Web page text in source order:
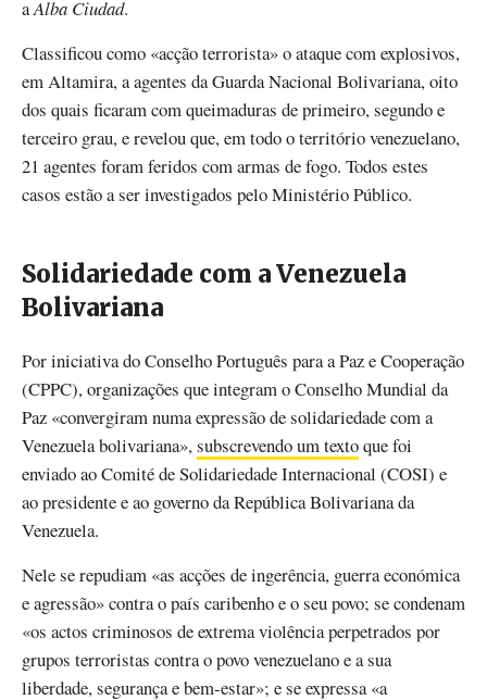
aAlba Ciudad.
Classificou como «acção terrorista» o ataque com explosivos,
em Altamira, a agentes da Guarda Nacional Bolivariana, oito
dos quais ficaram com queimaduras de primeiro, segundo e
terceiro grau, e revelou que, em todo o território venezuelano,
21 agentes foram feridos com armas de fogo. Todos estes
casos estão a ser investigados pelo Ministério Público.
Solidariedade com a Venezuela
Bolivariana
Por iniciativa do Conselho Português para a Paz e Cooperação
(CPPC), organizações que integram o Conselho Mundial da
Paz «convergiram numa expressão de solidariedade com a
Venezuela bolivariana»,subscrevendo um textoque foi
enviado ao Comité de Solidariedade Internacional (COSI) e
ao presidente e ao governo da República Bolivariana da
Venezuela.
Nele se repudiam «as acções de ingerência, guerra económica
e agressão» contra o país caribenho e o seu povo; se condenam
«os actos criminosos de extrema violência perpetrados por
grupos terroristas contra o povo venezuelano e a sua
liberdade, segurança e bem-estar»; e se expressa «a